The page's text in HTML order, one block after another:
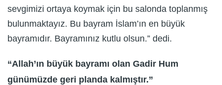
sevgimizi ortaya koymak için bu salonda toplanmış
bulunmaktayız. Bu bayram İslam’ın en büyük
bayramıdır. Bayramınız kutlu olsun.” dedi.
“Allah’ın büyük bayramı olan Gadir Hum
günümüzde geri planda kalmıştır.”